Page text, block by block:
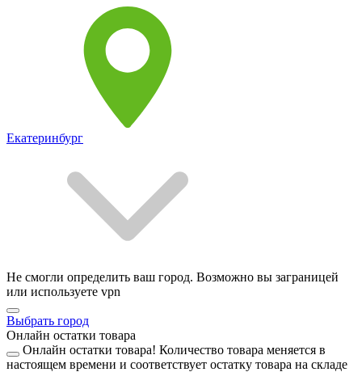
Екатеринбург
Не смогли определить ваш город. Возможно вы заграницей
или используете vpn
Выбрать город
Онлайн остатки товара
Онлайн остатки товара! Количество товара меняется в
настоящем времени и соответствует остатку товара на складе